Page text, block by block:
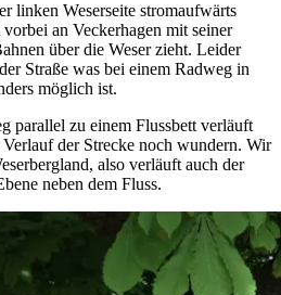
linken Weserseite stromaufwärts
an Veckerhagen mit seiner
über die Weser zieht. Leider
Straße was bei einem Radweg in
möglich ist.
parallel zu einem Flussbett verläuft
der Strecke noch wundern. Wir
also verläuft auch der
neben dem Fluss.